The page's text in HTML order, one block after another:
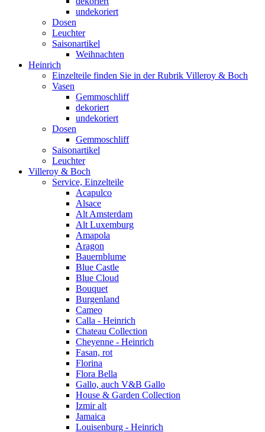
undekoriert
Dosen
Leuchter
Saisonartikel
Weihnachten
Heinrich
Einzelteile finden Sie in der Rubrik Villeroy & Boch
Vasen
Gemmoschliff
dekoriert
undekoriert
Dosen
Gemmoschliff
Saisonartikel
Leuchter
Villeroy & Boch
Service, Einzelteile
Acapulco
Alsace
Alt Amsterdam
Alt Luxemburg
Amapola
Aragon
Bauernblume
Blue Castle
Blue Cloud
Bouquet
Burgenland
Cameo
Calla - Heinrich
Chateau Collection
Cheyenne - Heinrich
Fasan, rot
Florina
Flora Bella
Gallo, auch V&B Gallo
House & Garden Collection
Izmir alt
Jamaica
Louisenburg - Heinrich